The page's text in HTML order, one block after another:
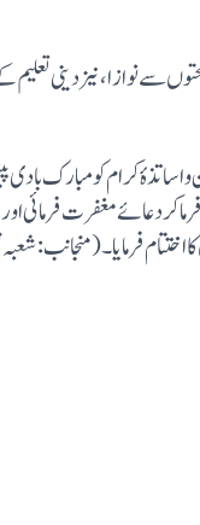
سے نو از ا، نیز دینی
تذہٴ کرام کو مبارک بادی
کر دعائے مغفرت فرمائی اور
فرمایا۔(منجانب: شعبہ